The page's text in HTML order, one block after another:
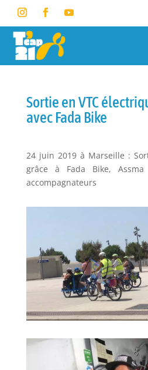
Sortie en VTC
avec Fada Bike
24 juin 2019 à Marseille :
grâce à Fada Bike,
accompagnateurs